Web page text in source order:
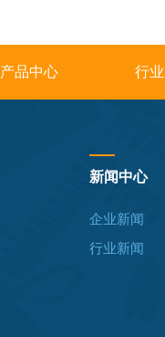
产品中心 行
新闻中心
企业新闻
行业新闻